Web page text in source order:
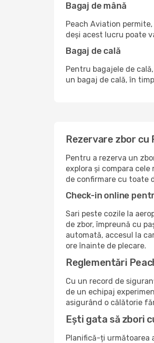
Bagaj de mână
Peach Aviation
deși acest lucru poate
Bagaj de cală
Pentru bagajele de
un bagaj de cală, în
Rezervare zbor cu
Pentru a rezerva un
explora și compara
de confirmare cu toate
Check-in online
Sari peste cozile la
de zbor, împreună cu
automată, accesul la
ore înainte de plecare.
Reglementări
Cu un record de
de un echipaj
asigurând o călătorie
Ești gata să zbori
Planifică-ți următoarea